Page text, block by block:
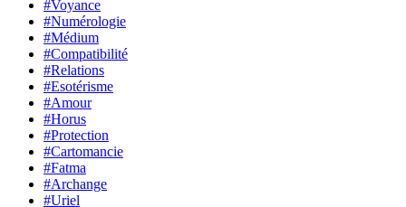
#Voyance
#Numérologie
#Médium
#Compatibilité
#Relations
#Esotérisme
#Amour
#Horus
#Protection
#Cartomancie
#Fatma
#Archange
#Uriel